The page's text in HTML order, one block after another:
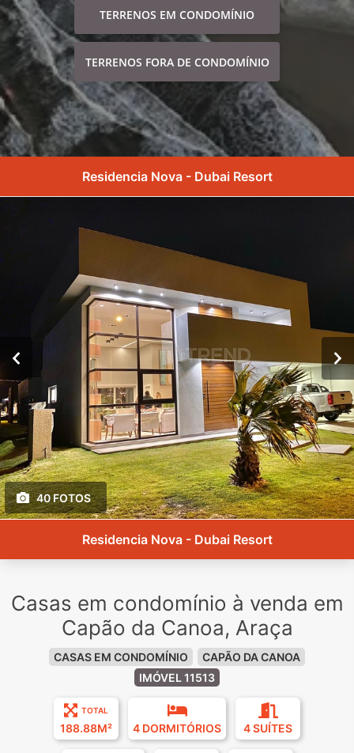
TERRENOS EM CONDOMÍNIO
TERRENOS FORA DE CONDOMÍNIO
Residencia Nova - Dubai Resort
40 FOTOS
Residencia Nova - Dubai Resort
Casas em condomínio à venda em
Capão da Canoa, Araça
CASAS EM CONDOMÍNIO
CAPÃO DA CANOA
IMÓVEL 11513
TOTAL
188.88M² 4 DORMITÓRIOS 4 SUÍTES